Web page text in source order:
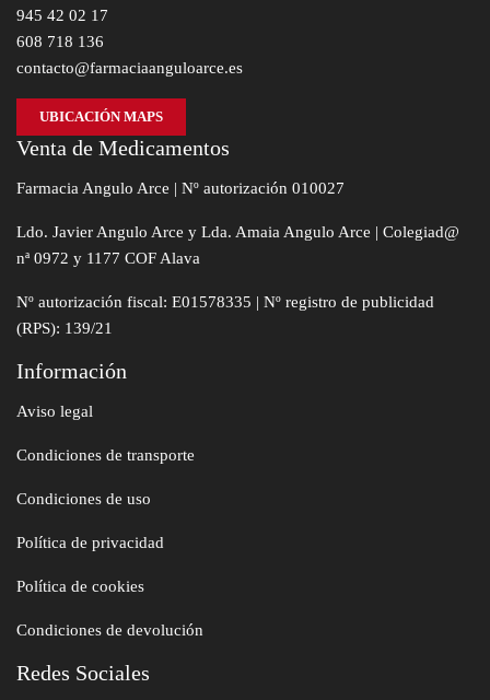
945 42 02 17
608 718 136
contacto@farmaciaanguloarce.es
UBICACIÓN MAPS
Venta de Medicamentos
Farmacia Angulo Arce | Nº autorización 010027
Ldo. Javier Angulo Arce y Lda. Amaia Angulo Arce | Colegiad@
nª 0972 y 1177 COF Alava
Nº autorización fiscal: E01578335 | Nº registro de publicidad
(RPS): 139/21
Información
Aviso legal
Condiciones de transporte
Condiciones de uso
Política de privacidad
Política de cookies
Condiciones de devolución
Redes Sociales